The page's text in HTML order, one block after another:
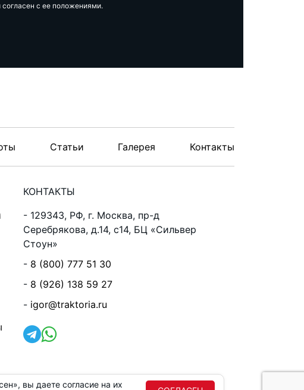
согласен с ее положениями.
Статьи Галерея Контакты
КОНТАКТЫ
129343, РФ, г. Москва, пр-д
Серебрякова, д.14, с14, БЦ «Сильвер
Стоун»
8 (800) 777 51 30
8 (926) 138 59 27
igor@traktoria.ru
вы даете согласие на их